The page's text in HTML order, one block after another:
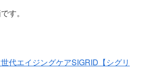
す。
代エイジングケアSIGRID【シグリ